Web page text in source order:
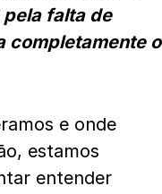
falta de
completamente o
e onde
estamos
entender